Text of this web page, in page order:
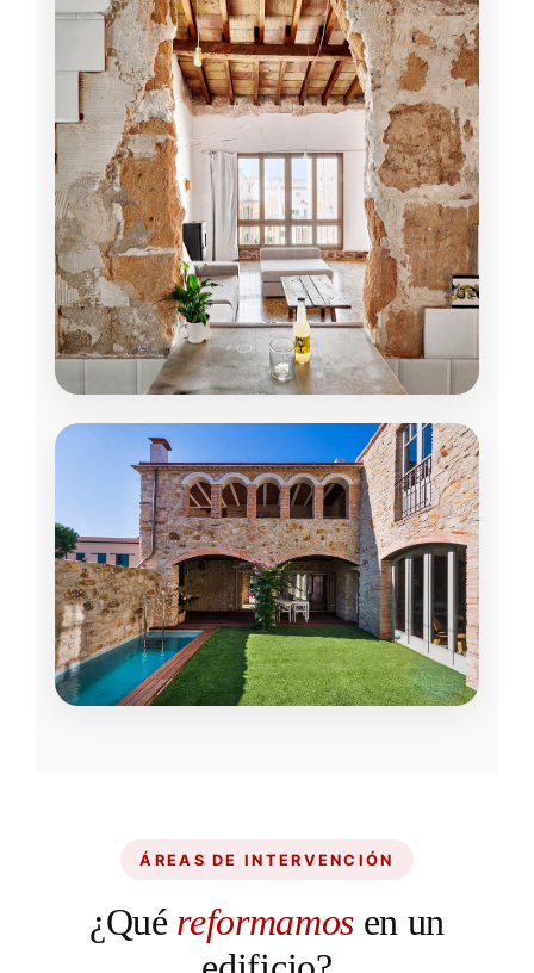
original: piedra vista, carpinterías de
madera, forjados antiguos. Coordinación
con técnicos de patrimonio.
VER ÁREAS →
HOSTELERÍA Y TURISMO
Hoteles y alojamientos
Renovación completa de hoteles, hostales
y apartamentos turísticos. Trabajamos por
fases para mantener parte del
establecimiento operativo.
VER ÁREAS →
reconvertidos, locales con vivienda…
y atención al detalle.
ÁREAS DE INTERVENCIÓN
¿Qué reformamos en un